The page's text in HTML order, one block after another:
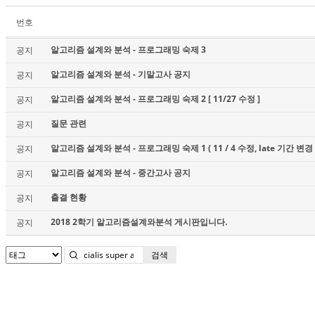
번호
공지 알고리즘 설계와 분석 - 프로그래밍 숙제 3
공지 알고리즘 설계와 분석 - 기말고사 공지
공지 알고리즘 설계와 분석 - 프로그래밍 숙제 2 [ 11/27 수정 ]
공지 질문 관련
공지 알고리즘 설계와 분석 - 프로그래밍 숙제 1 ( 11 / 4 수정, late 기간 변경
공지 알고리즘 설계와 분석 - 중간고사 공지
공지 출결 현황
공지 2018 2학기 알고리즘설계와분석 게시판입니다.
검색